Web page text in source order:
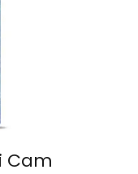
Cam